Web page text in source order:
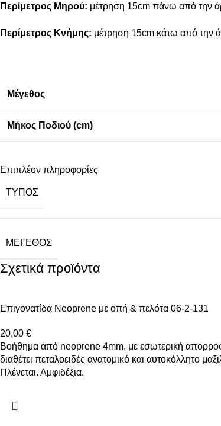
Περίμετρος Μηρού: μέτρηση 15cm πάνω από την
Περίμετρος Κνήμης: μέτρηση 15cm κάτω από την
Μέγεθος
Μήκος Ποδιού (cm)
Επιπλέον πληροφορίες
ΤΎΠΟΣ
ΜΈΓΕΘΟΣ
Σχετικά προϊόντα
Επιγονατίδα Neoprene με οπή & πελότα 06-2-131
20,00 €
Βοήθημα από neoprene 4mm, με εσωτερική
διαθέτει πεταλοειδές ανατομικό και αυτοκόλλητο
Πλένεται. Αμφιδέξια.